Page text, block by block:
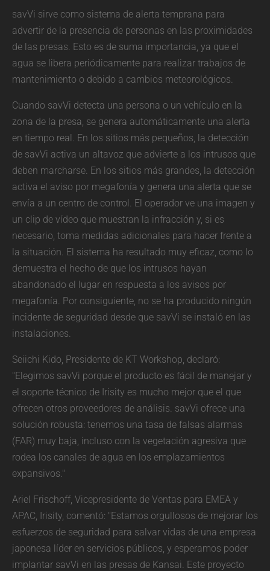
savVi sirve como sistema de alerta temprana para
advertir de la presencia de personas en las proximidades
de las presas. Esto es de suma importancia, ya que el
agua se libera periódicamente para realizar trabajos de
mantenimiento o debido a cambios meteorológicos.
Cuando savVi detecta una persona o un vehículo en la
zona de la presa, se genera automáticamente una alerta
en tiempo real. En los sitios más pequeños, la detección
de savVi activa un altavoz que advierte a los intrusos que
deben marcharse. En los sitios más grandes, la detección
activa el aviso por megafonía y genera una alerta que se
envía a un centro de control. El operador ve una imagen y
un clip de vídeo que muestran la infracción y, si es
necesario, toma medidas adicionales para hacer frente a
la situación. El sistema ha resultado muy eficaz, como lo
demuestra el hecho de que los intrusos hayan
abandonado el lugar en respuesta a los avisos por
megafonía. Por consiguiente, no se ha producido ningún
incidente de seguridad desde que savVi se instaló en las
instalaciones.
Seiichi Kido, Presidente de KT Workshop, declaró:
"Elegimos savVi porque el producto es fácil de manejar y
el soporte técnico de Irisity es mucho mejor que el que
ofrecen otros proveedores de análisis. savVi ofrece una
solución robusta: tenemos una tasa de falsas alarmas
(FAR) muy baja, incluso con la vegetación agresiva que
rodea los canales de agua en los emplazamientos
expansivos."
Ariel Frischoff, Vicepresidente de Ventas para EMEA y
APAC, Irisity, comentó: "Estamos orgullosos de mejorar los
esfuerzos de seguridad para salvar vidas de una empresa
japonesa líder en servicios públicos, y esperamos poder
implantar savVi en las presas de Kansai. Este proyecto